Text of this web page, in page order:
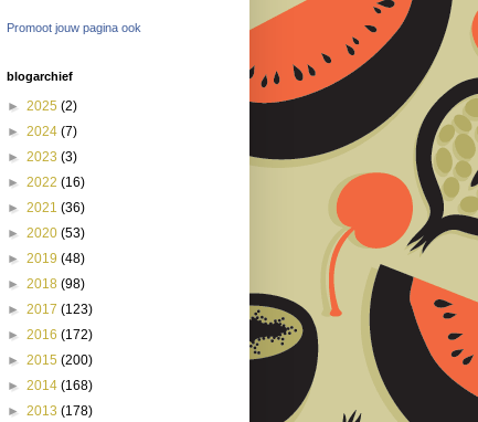
Promoot jouw pagina ook
blogarchief
► 2025 (2)
► 2024 (7)
► 2023 (3)
► 2022 (16)
► 2021 (36)
► 2020 (53)
► 2019 (48)
► 2018 (98)
► 2017 (123)
► 2016 (172)
► 2015 (200)
► 2014 (168)
► 2013 (178)